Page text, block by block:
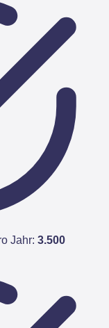
Jahr: 3.500